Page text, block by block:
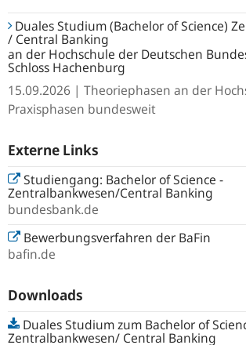
Duales Studium (Bachelor of Science)
/ Central Banking
an der Hochschule der Deutschen
Schloss Hachenburg
15.09.2026 | Theoriephasen an der
Praxisphasen bundesweit
Externe Links
Studiengang: Bachelor of Science -
Zentralbankwesen/Central Banking
bundesbank.de
Bewerbungsverfahren der BaFin
bafin.de
Downloads
Duales Studium zum Bachelor of
Zentralbankwesen/ Central Banking